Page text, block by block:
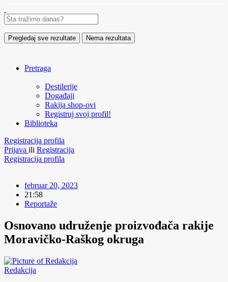
Pregledaj sve rezultate Nema rezultata
Pretraga
Destilerije
Događaji
Rakija shop-ovi
Registruj svoj profil!
Biblioteka
Registracija profila
Prijava ili Registracija
Registracija profila
februar 20, 2023
21:58
Reportaže
Osnovano udruženje proizvođača rakije
Moravičko-Raškog okruga
Redakcija